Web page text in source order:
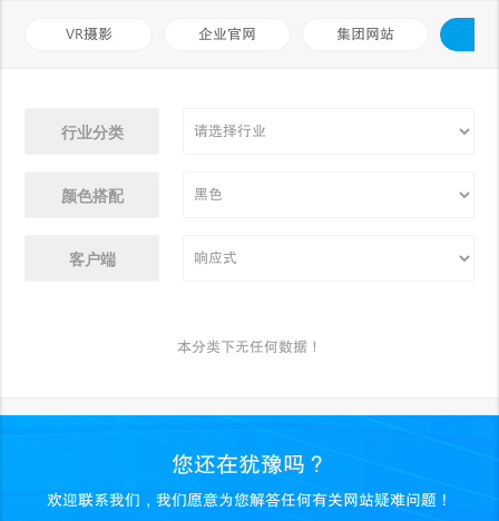
VR摄影 企业官网 集团网站
行业分类
颜色搭配
客户端
本分类下无任何数据！
您还在犹豫吗？
欢迎联系我们，我们愿意为您解答任何有关网站疑难问题！